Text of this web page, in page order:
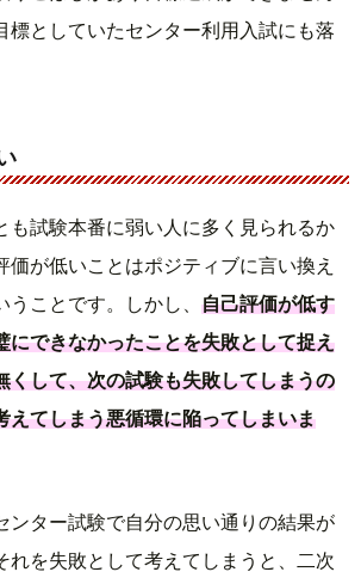
標としていたセンター利用入試にも落
も試験本番に弱い人に多く見られるか
価が低いことはポジティブに言い換え
ことです。しかし、 自己評価が低す
にできなかったことを失敗として捉え
くして、次の試験も失敗してしまうの
えてしまう悪循環に陥ってしまいま
ンター試験で自分の思い通りの結果が
れを失敗として考えてしまうと、二次